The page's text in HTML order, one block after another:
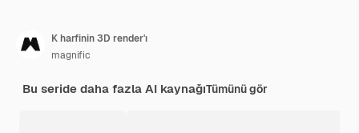
K harfinin 3D render'ı
magnific
Bu seride daha fazla AI kaynağıTümünü gör